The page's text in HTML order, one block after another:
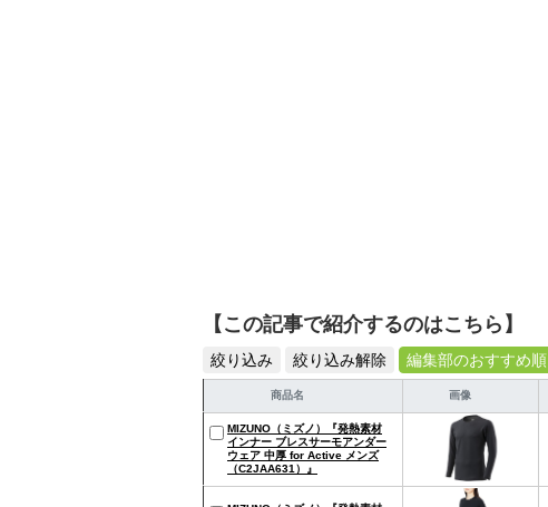
【この記事で紹介するのはこちら】
絞り込み 絞り込み解除 編集部のおすすめ順
商品名 画像
MIZUNO（ミズノ）『発熱素材
インナー ブレスサーモアンダー
ウェア 中厚 for Active メンズ
（C2JAA631）』